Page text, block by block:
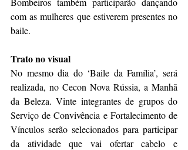
com as mulheres que estiverem presentes no
baile.
Trato no visual
No mesmo dia do ‘Baile da Família’, será
realizada, no Cecon Nova Rússia, a Manhã
da Beleza. Vinte integrantes de grupos do
Serviço de Convivência e Fortalecimento de
Vínculos serão selecionados para participar
da atividade que vai ofertar cabelo e